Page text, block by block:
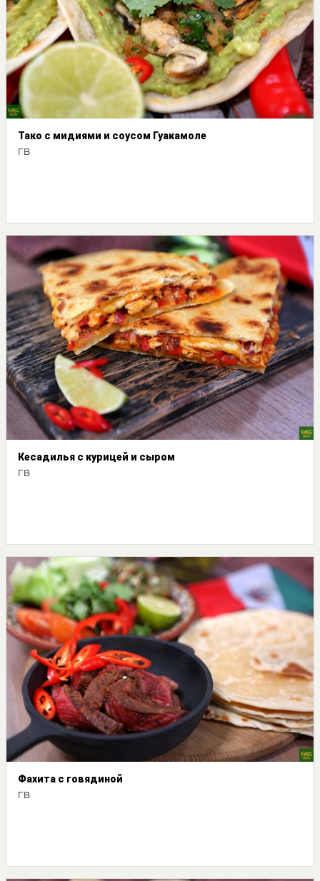
Тако с мидиями и соусом Гуакамоле
ГВ
Кесадилья с курицей и сыром
ГВ
Фахита с говядиной
ГВ